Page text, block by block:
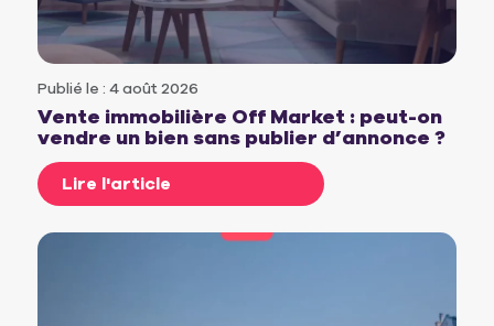
Publié le : 4 août 2026
Vente immobilière Off Market : peut-on
vendre un bien sans publier d’annonce ?
Lire l'article